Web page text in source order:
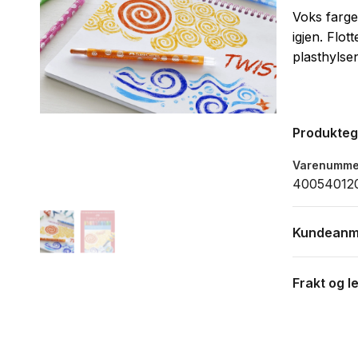
Voks
igjen.
Frakt og